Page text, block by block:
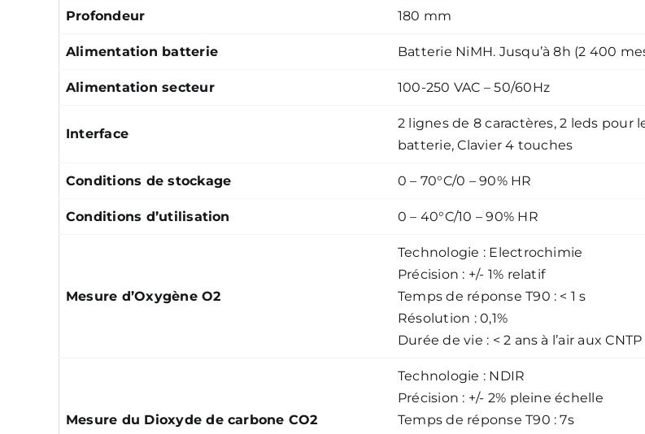
Profondeur 180 mm
Alimentation batterie Batterie NiMH. Jusqu’à 8h (2 400
Alimentation secteur 100-250 VAC – 50/60Hz
Interface
2 lignes de 8 caractères, 2 leds pour
batterie, Clavier 4 touches
Conditions de stockage 0 – 70°C/0 – 90% HR
Conditions d’utilisation 0 – 40°C/10 – 90% HR
Mesure d’Oxygène O2
Technologie : Electrochimie
Précision : +/- 1% relatif
Temps de réponse T90 : < 1 s
Résolution : 0,1%
Durée de vie : < 2 ans à l’air aux CNTP
Mesure du Dioxyde de carbone CO2
Technologie : NDIR
Précision : +/- 2% pleine échelle
Temps de réponse T90 : 7s